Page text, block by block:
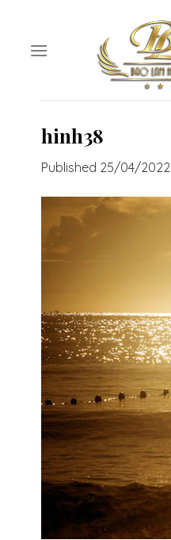
content
hinh38
Published 25/04/2022